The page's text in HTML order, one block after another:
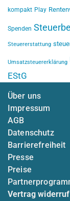
kompakt Play
Spenden
Steuererstattung
Umsatzsteuererklärung
EStG
Über uns
Impressum
AGB
Datenschutz
Barrierefreiheit
Presse
Preise
Vertrag